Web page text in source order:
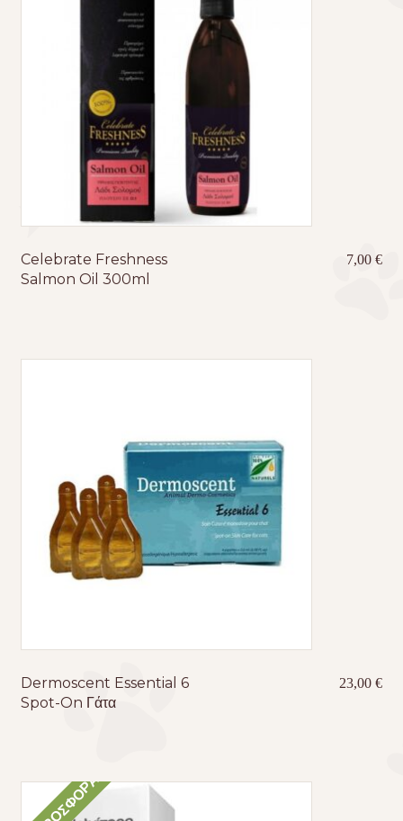
Celebrate Freshness
Salmon Oil 300ml
7,00€
Dermoscent Essential 6
Spot-On Γάτα
23,00€
ΠΡΟΣΦΟΡΆ!